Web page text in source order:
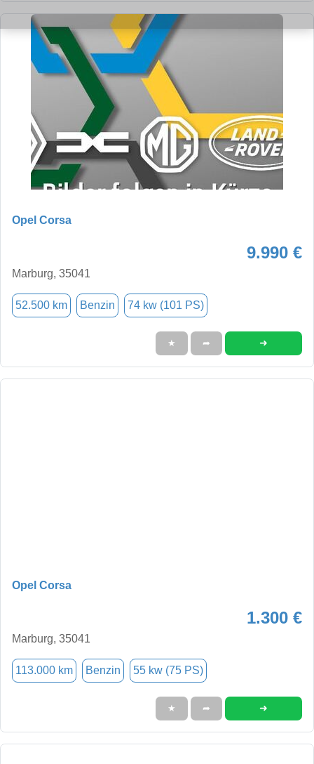
Opel Corsa
9.990 €
Marburg, 35041
52.500 km Benzin 74 kw (101 PS)
★ ➦ ➜
Opel Corsa
1.300 €
Marburg, 35041
113.000 km Benzin 55 kw (75 PS)
★ ➦ ➜